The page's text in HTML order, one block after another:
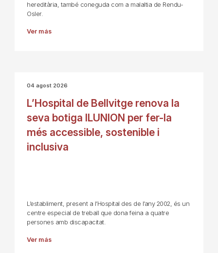
hereditària, també coneguda com a malaltia de Rendu-
Osler.
Ver más
04 agost 2026
L’Hospital de Bellvitge renova la
seva botiga ILUNION per fer-la
més accessible, sostenible i
inclusiva
L’establiment, present a l’Hospital des de l’any 2002, és un
centre especial de treball que dona feina a quatre
persones amb discapacitat.
Ver más